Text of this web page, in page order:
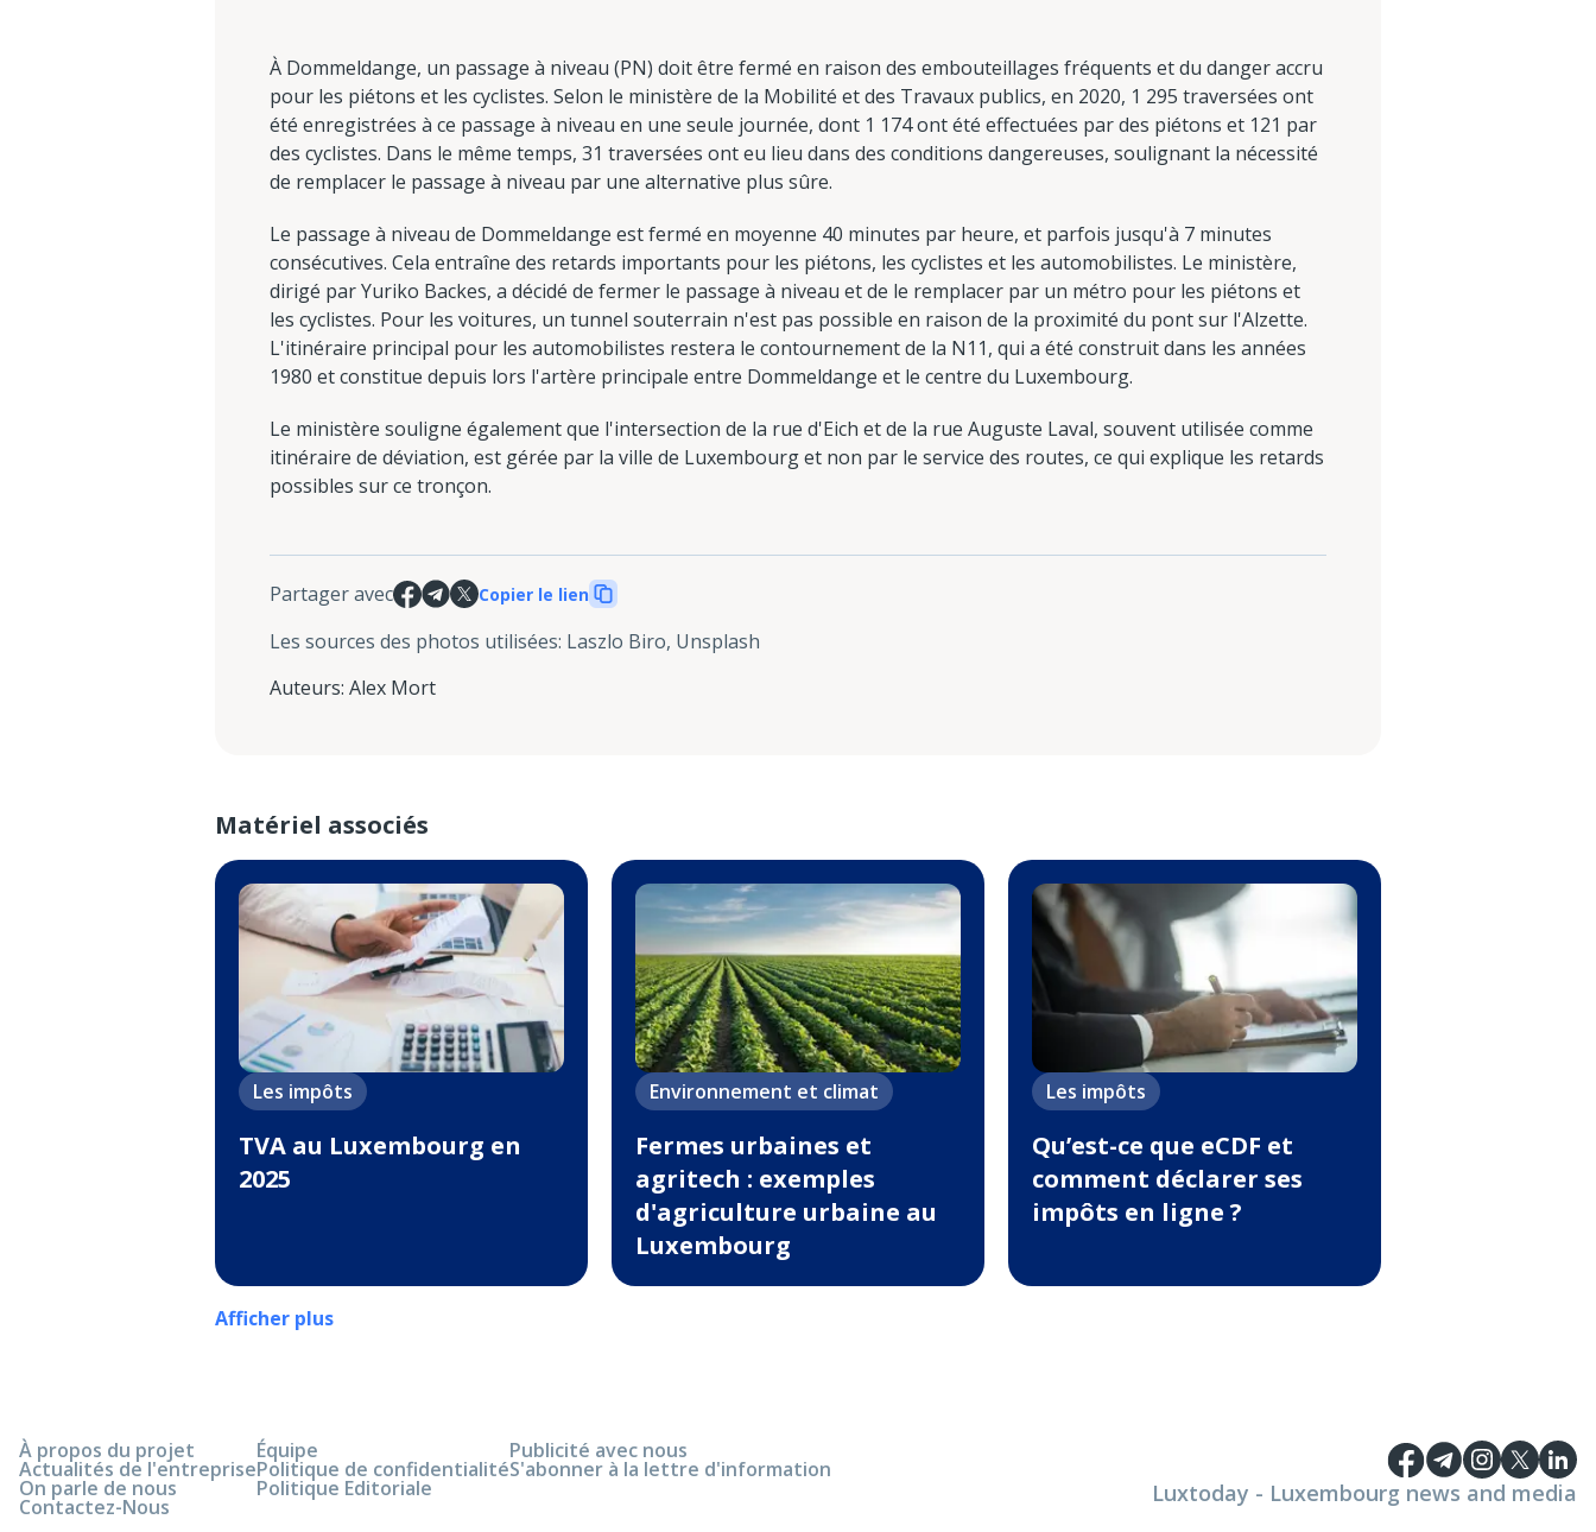
À Dommeldange, un passage à niveau (PN) doit être fermé en raison des embouteillages fréquents et du danger accru
pour les piétons et les cyclistes. Selon le ministère de la Mobilité et des Travaux publics, en 2020, 1 295 traversées ont
été enregistrées à ce passage à niveau en une seule journée, dont 1 174 ont été effectuées par des piétons et 121 par
des cyclistes. Dans le même temps, 31 traversées ont eu lieu dans des conditions dangereuses, soulignant la nécessité
de remplacer le passage à niveau par une alternative plus sûre.
Le passage à niveau de Dommeldange est fermé en moyenne 40 minutes par heure, et parfois jusqu'à 7 minutes
consécutives. Cela entraîne des retards importants pour les piétons, les cyclistes et les automobilistes. Le ministère,
dirigé par Yuriko Backes, a décidé de fermer le passage à niveau et de le remplacer par un métro pour les piétons et
les cyclistes. Pour les voitures, un tunnel souterrain n'est pas possible en raison de la proximité du pont sur l'Alzette.
L'itinéraire principal pour les automobilistes restera le contournement de la N11, qui a été construit dans les années
1980 et constitue depuis lors l'artère principale entre Dommeldange et le centre du Luxembourg.
Le ministère souligne également que l'intersection de la rue d'Eich et de la rue Auguste Laval, souvent utilisée comme
itinéraire de déviation, est gérée par la ville de Luxembourg et non par le service des routes, ce qui explique les retards
possibles sur ce tronçon.
Partager avec Copier le lien
Les sources des photos utilisées: Laszlo Biro, Unsplash
Auteurs: Alex Mort
Matériel associés
Les impôts
TVA au Luxembourg en
2025
Environnement et climat
Fermes urbaines et
agritech : exemples
d'agriculture urbaine au
Luxembourg
Les impôts
Qu’est-ce que eCDF et
comment déclarer ses
impôts en ligne ?
Afficher plus
À propos du projet
Actualités de l'entreprise
On parle de nous
Contactez-Nous
Équipe
Politique de confidentialité
Politique Editoriale
Publicité avec nous
S'abonner à la lettre d'information
Luxtoday - Luxembourg news and media